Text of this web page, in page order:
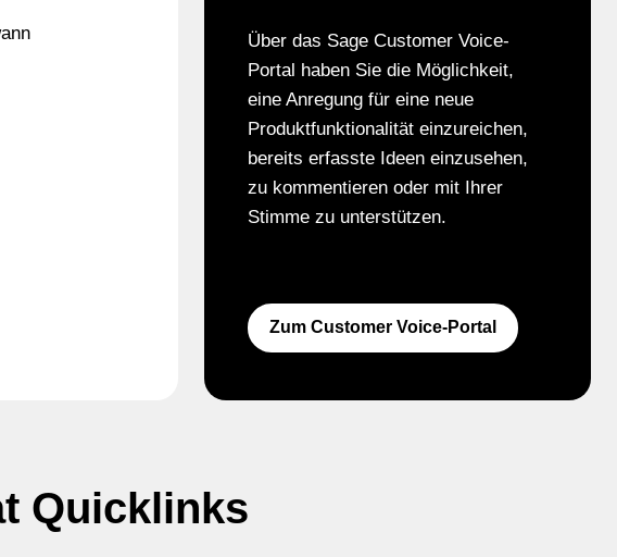
Über das Sage Customer Voice-
Portal haben Sie die Möglichkeit,
eine Anregung für eine neue
Produktfunktionalität einzureichen,
bereits erfasste Ideen einzusehen,
zu kommentieren oder mit Ihrer
Stimme zu unterstützen.
Zum Customer Voice-Portal
Quicklinks